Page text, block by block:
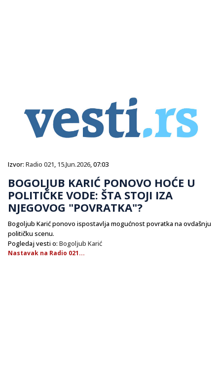
Izvor: Radio 021, 15.Jun.2026, 07:03
BOGOLJUB KARIĆ PONOVO HOĆE U
POLITIČKE VODE: ŠTA STOJI IZA
NJEGOVOG "POVRATKA"?
Bogoljub Karić ponovo ispostavlja mogućnost povratka na ovdašnju
političku scenu.
Pogledaj vesti o: Bogoljub Karić
Nastavak na Radio 021...